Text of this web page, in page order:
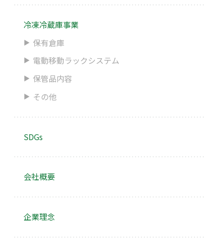
冷凍冷蔵庫事業
保有倉庫
電動移動ラックシステム
保管品内容
その他
SDGs
会社概要
企業理念